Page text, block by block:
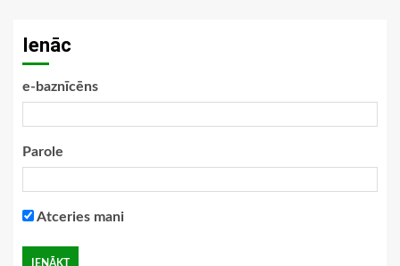
Ienāc
e-baznīcēns
Parole
Atceries mani